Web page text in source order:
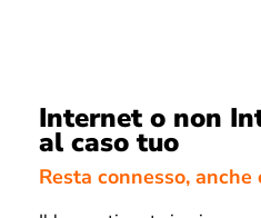
Internet o non
al caso tuo
Resta connesso,